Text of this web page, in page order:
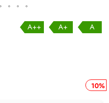
A++ A+ A
10%